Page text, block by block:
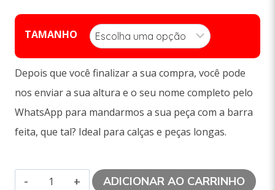
TAMANHO
Depois que você finalizar a sua compra, você pode
nos enviar a sua altura e o seu nome completo pelo
WhatsApp para mandarmos a sua peça com a barra
feita, que tal? Ideal para calças e peças longas.
ADICIONAR AO CARRINHO